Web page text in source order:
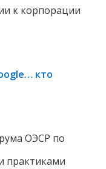
к корпорации
кто
ОЭСР по
практиками